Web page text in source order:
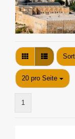
20 pro Seite
pro Seite
1